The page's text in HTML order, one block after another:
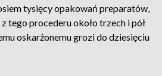
tysięcy opakowań preparatów,
tego procederu około trzech i pół
oskarżonemu grozi do dziesięciu